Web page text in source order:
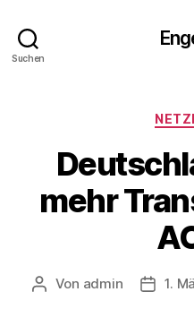
Suchen
mehr
Beitragsautor
Von admin 1.